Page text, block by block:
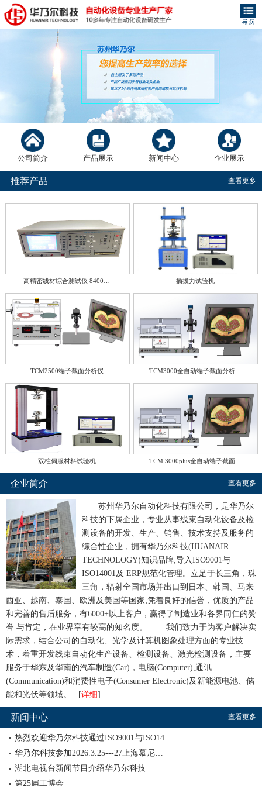
公司简介 产品展示 新闻中心 企业展示
推荐产品 查看更多
高精密线材综合测试仪 8400… 插拔力试验机
TCM2500端子截面分析仪 TCM3000全自动端子截面分析…
双柱伺服材料试验机 TCM 3000plus全自动端子截面…
企业简介 查看更多
苏州华乃尔自动化科技有限公司，是华乃尔
科技的下属企业，专业从事线束自动化设备及检
测设备的开发、生产、销售、技术支持及服务的
综合性企业，拥有华乃尔科技(HUANAIR
TECHNOLOGY)知识品牌;导入ISO9001与
ISO14001及 ERP规范化管理。立足于长三角，珠
三角，辐射全国市场并出口到日本、韩国、马来
西亚、越南、泰国、欧洲及美国等国家;凭着良好的信誉，优质的产品
和完善的售后服务，有6000+以上客户，赢得了制造业和各界同仁的赞
誉 与肯定，在业界享有较高的知名度。
我们致力于为客户解决实
际需求，结合公司的自动化、光学及计算机图象处理方面的专业技
术，着重开发线束自动化生产设备、检测设备、激光检测设备，主要
服务于华东及华南的汽车制造(Car)，电脑(Computer),通讯
(Communication)和消费性电子(Consumer Electronic)及新能源电池、储
能和光伏等领域。...[详细]
新闻中心 查看更多
热烈欢迎华乃尔科技通过ISO9001与ISO14…
华乃尔科技参加2026.3.25---27上海慕尼…
湖北电视台新闻节目介绍华乃尔科技
第25届工博会